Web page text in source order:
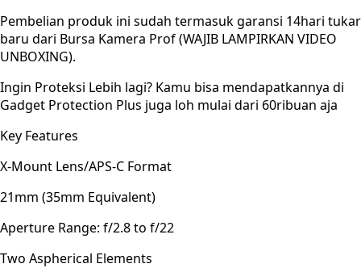
Pembelian produk ini sudah termasuk garansi 14hari tukar
baru dari Bursa Kamera Prof (WAJIB LAMPIRKAN VIDEO
UNBOXING).
Ingin Proteksi Lebih lagi? Kamu bisa mendapatkannya di
Gadget Protection Plus juga loh mulai dari 60ribuan aja
Key Features
X-Mount Lens/APS-C Format
21mm (35mm Equivalent)
Aperture Range: f/2.8 to f/22
Two Aspherical Elements